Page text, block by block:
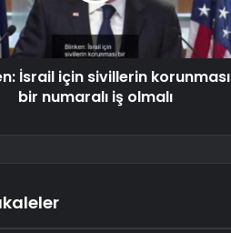
İsrail için sivillerin korunması
bir numaralı iş olmalı